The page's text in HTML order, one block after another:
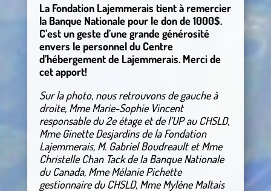
La Fondation Lajemmerais tient à remercier
la Banque Nationale pour le don de 1000$.
C’est un geste d’une grande générosité
envers le personnel du Centre
d’hébergement de Lajemmerais. Merci de
cet apport!
Sur la photo, nous retrouvons de gauche à
droite, Mme Marie-Sophie Vincent
responsable du 2e étage et de l’UP au CHSLD,
Mme Ginette Desjardins de la Fondation
Lajemmerais, M. Gabriel Boudreault et Mme
Christelle Chan Tack de la Banque Nationale
du Canada, Mme Mélanie Pichette
gestionnaire du CHSLD, Mme Mylène Maltais